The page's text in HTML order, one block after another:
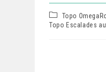
Topo
Topo Escalades